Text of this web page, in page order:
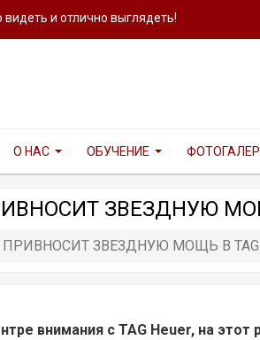
и отлично выглядеть!
О НАС ОБУЧЕНИЕ
ЗВЕЗДНУЮ МОЩЬ
ЗВЕЗДНУЮ МОЩЬ В TAG
внимания с TAG Heuer, на этот